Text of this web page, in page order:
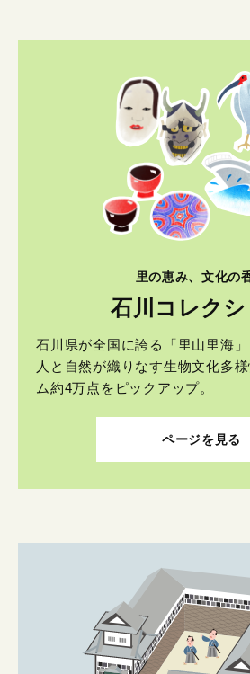
里の恵み、文化の
石川コレクシ
石川県が全国に誇る「里山里海」
人と自然が織りなす生物文化多
ム約4万点をピックアップ。
ページを見る